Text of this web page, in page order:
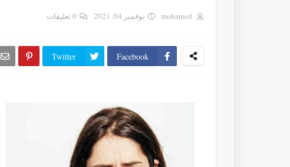
نوفمبر 04, 2021 0 تعليقات
Facebook
Twitter